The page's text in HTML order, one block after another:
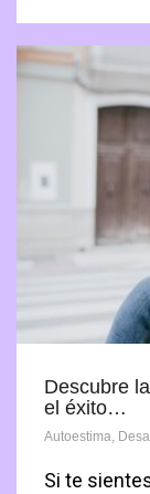
Descubre
el éxito…
Autoestima,
Si te